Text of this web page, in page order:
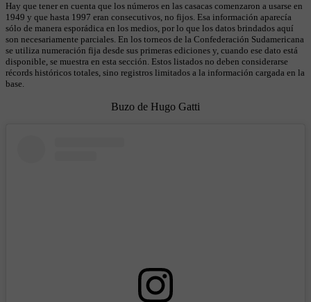
Hay que tener en cuenta que los números en las casacas comenzaron a usarse en
1949 y que hasta 1997 eran consecutivos, no fijos. Esa información aparecía
sólo de manera esporádica en los medios, por lo que los datos brindados aquí
son necesariamente parciales. En los torneos de la Confederación Sudamericana
se utiliza numeración fija desde sus primeras ediciones y, cuando ese dato está
disponible, se muestra en esta sección. Estos listados no deben considerarse
récords históricos totales, sino registros limitados a la información cargada en la
base.
Buzo de Hugo Gatti